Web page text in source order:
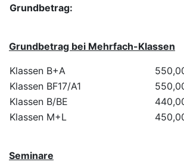
Grundbetrag:
Grundbetrag bei Mehrfach-Klassen
Klassen B+A
Klassen BF17/A1
Klassen B/BE
Klassen M+L
Seminare